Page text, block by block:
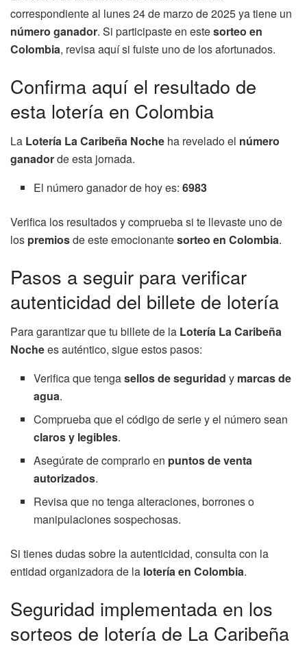
correspondiente al lunes 24 de marzo de 2025 ya tiene un
número ganador. Si participaste en estesorteo en
Colombia, revisa aquí si fuiste uno de los afortunados.
Confirma aquí el resultado de
esta lotería en Colombia
La Lotería La Caribeña Noche ha revelado el número
ganadorde esta jornada.
El número ganador de hoy es:6983
Verifica los resultados y comprueba si te llevaste uno de
los premiosde este emocionantesorteo en Colombia.
Pasos a seguir para verificar
autenticidad del billete de lotería
Para garantizar que tu billete de la Lotería La Caribeña
Nochees auténtico, sigue estos pasos:
Verifica que tengasellos de seguridad y marcas de
agua.
Comprueba que el código de serie y el número sean
claros y legibles.
Asegúrate de comprarlo en puntos de venta
autorizados.
Revisa que no tenga alteraciones, borrones o
manipulaciones sospechosas.
Si tienes dudas sobre la autenticidad, consulta con la
entidad organizadora de la lotería en Colombia.
Seguridad implementada en los
sorteos de lotería de La Caribeña